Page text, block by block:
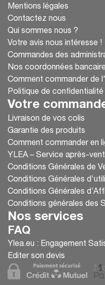
Mentions légales
Contactez nous
Qui sommes nous ?
Votre avis nous intéresse !
Commandes des
Nos coordonnées
Comment commander de
Politique de confidentialité
Votre
Livraison de vos colis
Garantie des produits
Comment commander en
YLEA – Service après-
Conditions Générales de
Conditions Générales
Conditions Générales
Conditions générales des
Nos services
FAQ
Ylea.eu : Engagement
Editer son devis